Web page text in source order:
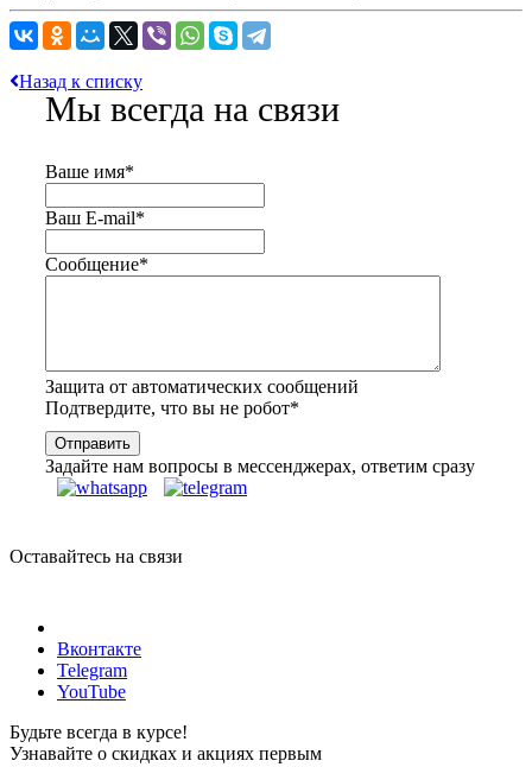
Назад к списку
Мы всегда на связи
Ваше имя*
Ваш E-mail*
Сообщение*
Защита от автоматических сообщений
Подтвердите, что вы не робот*
Задайте нам вопросы в мессенджерах, ответим сразу
Оставайтесь на связи
Вконтакте
Telegram
YouTube
Будьте всегда в курсе!
Узнавайте о скидках и акциях первым